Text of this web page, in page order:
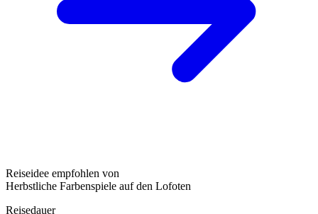
Reiseidee empfohlen von
Herbstliche Farbenspiele auf den Lofoten
Reisedauer